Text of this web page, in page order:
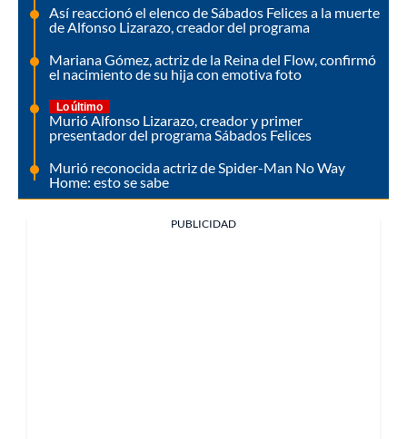
Así reaccionó el elenco de Sábados Felices a la muerte
de Alfonso Lizarazo, creador del programa
Mariana Gómez, actriz de la Reina del Flow, confirmó
el nacimiento de su hija con emotiva foto
Lo último
Murió Alfonso Lizarazo, creador y primer
presentador del programa Sábados Felices
Murió reconocida actriz de Spider-Man No Way
Home: esto se sabe
PUBLICIDAD